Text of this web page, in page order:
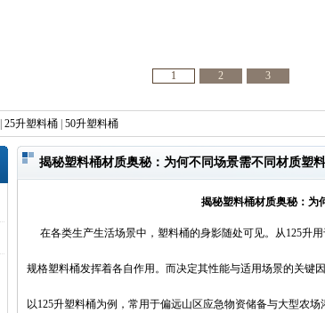
1 2 3
25升塑料桶 50升塑料桶
揭秘塑料桶材质奥秘：为何不同场景需不同材质塑
揭秘塑料桶材质奥秘：为
在各类生产生活场景中，塑料桶的身影随处可见。从125升
规格塑料桶发挥着各自作用。而决定其性能与适用场景的关键
以125升塑料桶为例，常用于偏远山区应急物资储备与大型农